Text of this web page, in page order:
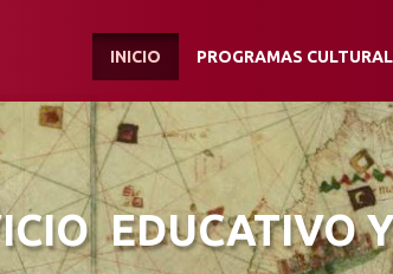
INICIO PROGRAMAS
EDUCATIVO